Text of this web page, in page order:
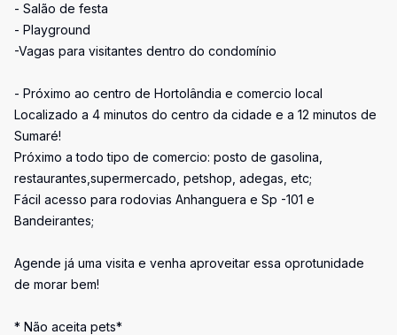
- Salão de festa
- Playground
-Vagas para visitantes dentro do condomínio
- Próximo ao centro de Hortolândia e comercio local
Localizado a 4 minutos do centro da cidade e a 12 minutos de
Sumaré!
Próximo a todo tipo de comercio: posto de gasolina,
restaurantes,supermercado, petshop, adegas, etc;
Fácil acesso para rodovias Anhanguera e Sp -101 e
Bandeirantes;
Agende já uma visita e venha aproveitar essa oprotunidade
de morar bem!
* Não aceita pets*